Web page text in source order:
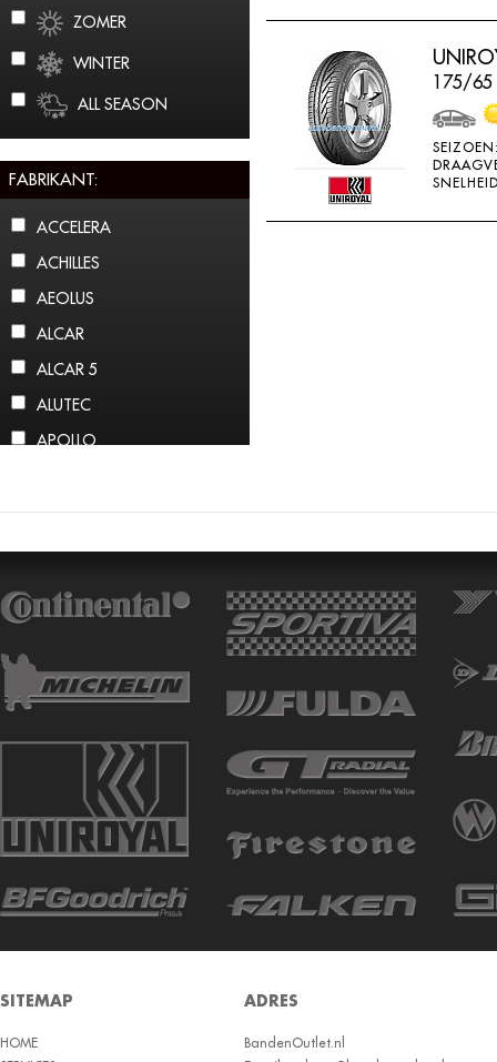
ZOMER
WINTER
ALL SEASON
FABRIKANT:
ACCELERA
ACHILLES
AEOLUS
ALCAR
ALCAR 5
ALUTEC
APOLLO
ARROWSPEED
ATLAS
AUTOGREEN
AUTOGUARD
BARUM W
BCT
BF GOODRICH
BOTO
BRIDGESTON
175/65
SITEMAP
HOME
ADRES
BandenOutlet.nl